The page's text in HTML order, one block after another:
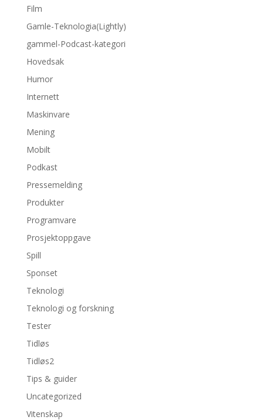
Film
Gamle-Teknologia(Lightly)
gammel-Podcast-kategori
Hovedsak
Humor
Internett
Maskinvare
Mening
Mobilt
Podkast
Pressemelding
Produkter
Programvare
Prosjektoppgave
Spill
Sponset
Teknologi
Teknologi og forskning
Tester
Tidløs
Tidløs2
Tips & guider
Uncategorized
Vitenskap